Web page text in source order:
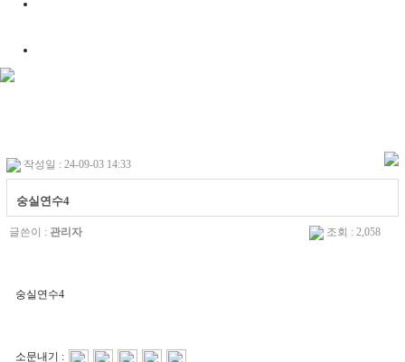
작성일 : 24-09-03 14:33
숭실연수4
글쓴이 : 관리자 조회 : 2,058
숭실연수4
소문내기 :